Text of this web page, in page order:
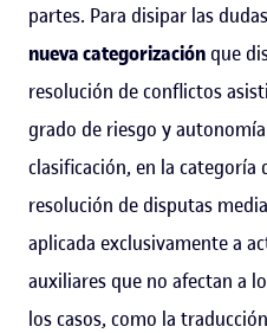
partes. Para disipar las
nueva categorización que
resolución de conflictos
grado de riesgo y
clasificación, en la
resolución de disputas
aplicada exclusivamente a
auxiliares que no afectan a
los casos, como la